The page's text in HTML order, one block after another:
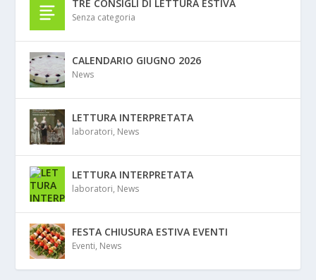
TRE CONSIGLI DI LETTURA ESTIVA
Senza categoria
CALENDARIO GIUGNO 2026
News
LETTURA INTERPRETATA
laboratori, News
LETTURA INTERPRETATA
laboratori, News
FESTA CHIUSURA ESTIVA EVENTI
Eventi, News